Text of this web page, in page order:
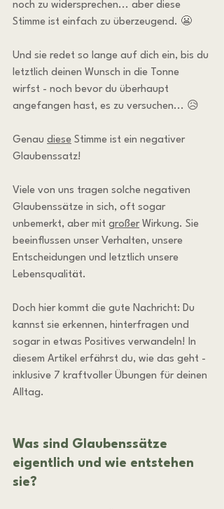
noch zu widersprechen... aber diese
Stimme ist einfach zu überzeugend. 😬
Und sie redet so lange auf dich ein, bis du
letztlich deinen Wunsch in die Tonne
wirfst - noch bevor du überhaupt
angefangen hast, es zu versuchen... 😥
Genau diese Stimme ist ein negativer
Glaubenssatz!
Viele von uns tragen solche negativen
Glaubenssätze in sich, oft sogar
unbemerkt, aber mit großer Wirkung. Sie
beeinflussen unser Verhalten, unsere
Entscheidungen und letztlich unsere
Lebensqualität.
Doch hier kommt die gute Nachricht: Du
kannst sie erkennen, hinterfragen und
sogar in etwas Positives verwandeln! In
diesem Artikel erfährst du, wie das geht -
inklusive 7 kraftvoller Übungen für deinen
Alltag.
Was sind Glaubenssätze
eigentlich und wie entstehen
sie?